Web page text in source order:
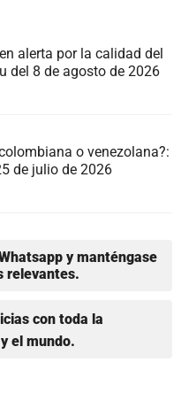
alerta por la calidad del
del 8 de agosto de 2026
o venezolana?:
de julio de 2026
y manténgase
relevantes.
con toda la
el mundo.